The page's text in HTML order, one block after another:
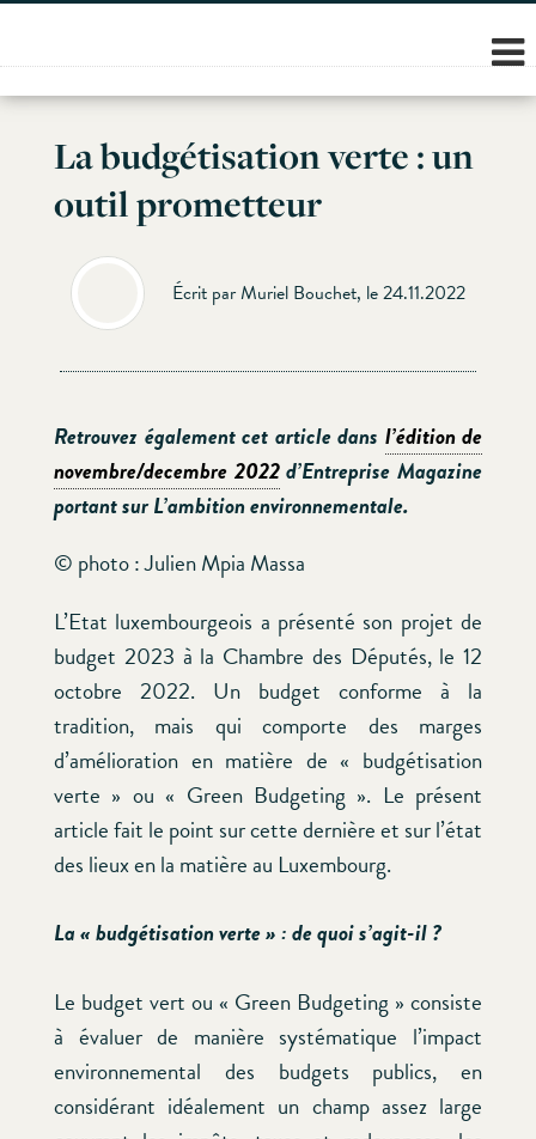
Skip
content
La budgétisation verte : un
outil prometteur
Écrit par Muriel Bouchet, le 24.11.2022
Retrouvez également cet article dans l’édition de
novembre/decembre 2022d’Entreprise Magazine
portant sur L’ambition environnementale.
© photo : Julien Mpia Massa
L’Etat luxembourgeois a présenté son projet de
budget 2023 à la Chambre des Députés, le 12
octobre 2022. Un budget conforme à la
tradition, mais qui comporte des marges
d’amélioration en matière de « budgétisation
verte » ou « Green Budgeting ». Le présent
article fait le point sur cette dernière et sur l’état
des lieux en la matière au Luxembourg.
La « budgétisation verte » : de quoi s’agit-il ?
Le budget vert ou « Green Budgeting » consiste
à évaluer de manière systématique l’impact
environnemental des budgets publics, en
considérant idéalement un champ assez large